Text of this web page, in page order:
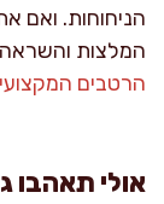
הניחוחות. ואם
המלצות
הרטבים
אולי תאהבו